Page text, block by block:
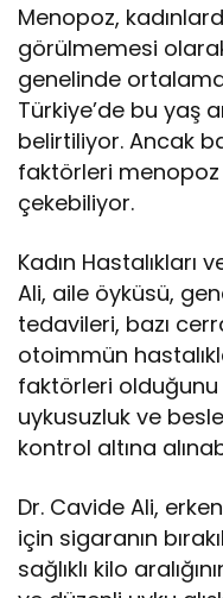
Menopoz,
görülmemesi
genelinde
Türkiye’de bu yaş
belirtiliyor. Ancak
faktörleri menopoz
çekebiliyor.
Kadın Hastalıkları
Ali, aile öyküsü,
tedavileri, bazı
otoimmün
faktörleri
uykusuzluk ve
kontrol altına
Dr. Cavide Ali,
için sigaranın
sağlıklı kilo